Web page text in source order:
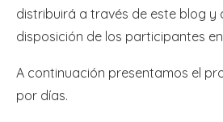
distribuirá a través de este blog y
disposición de los participantes en
A continuación presentamos el
por días.